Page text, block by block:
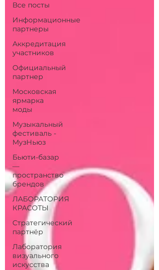
Все посты
Информационные
партнеры
Аккредитация
участников
Официальный
партнер
Московская
ярмарка
моды
Музыкальный
фестиваль -
МузНьюз
Бьюти-базар
—
пространство
брендов
ЛАБОРАТОРИЯ
КРАСОТЫ
Стратегический
партнёр
Лаборатория
визуального
искусства